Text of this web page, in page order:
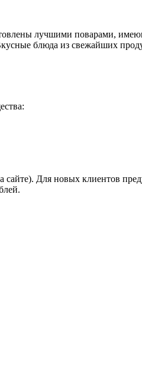
лучшими поварами,
блюда из свежайших
Для новых клиентов